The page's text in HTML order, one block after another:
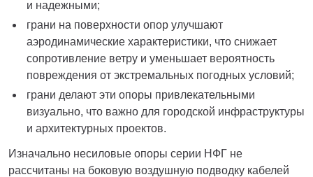
и надежными;
грани на поверхности опор улучшают
аэродинамические характеристики, что снижает
сопротивление ветру и уменьшает вероятность
повреждения от экстремальных погодных условий;
грани делают эти опоры привлекательными
визуально, что важно для городской инфраструктуры
и архитектурных проектов.
Изначально несиловые опоры серии НФГ не
рассчитаны на боковую воздушную подводку кабелей